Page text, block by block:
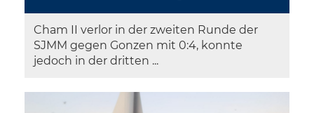
Cham II verlor in der zweiten Runde der
SJMM gegen Gonzen mit 0:4, konnte
jedoch in der dritten ...